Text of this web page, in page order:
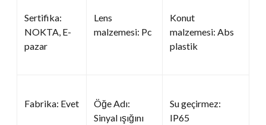
Sertifika:
NOKTA, E-
pazar
Lens
malzemesi: Pc
Konut
malzemesi: Abs
plastik
Fabrika: Evet
Öğe Adı:
Sinyal ışığını
Su geçirmez:
IP65